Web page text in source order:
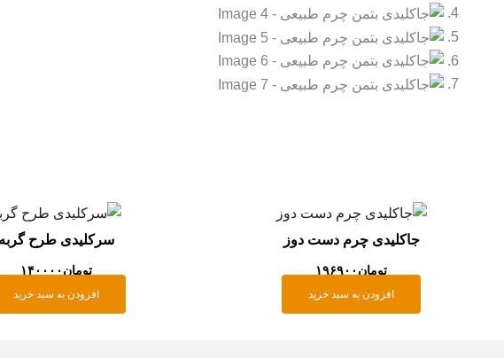
جاکلیدی چرم دست دوز
تومان۱۹۶۹۰۰
افزودن به سبد خرید
سرکلیدی طرح گربه
تومان۱۴۰۰۰۰
افزودن به سبد خرید